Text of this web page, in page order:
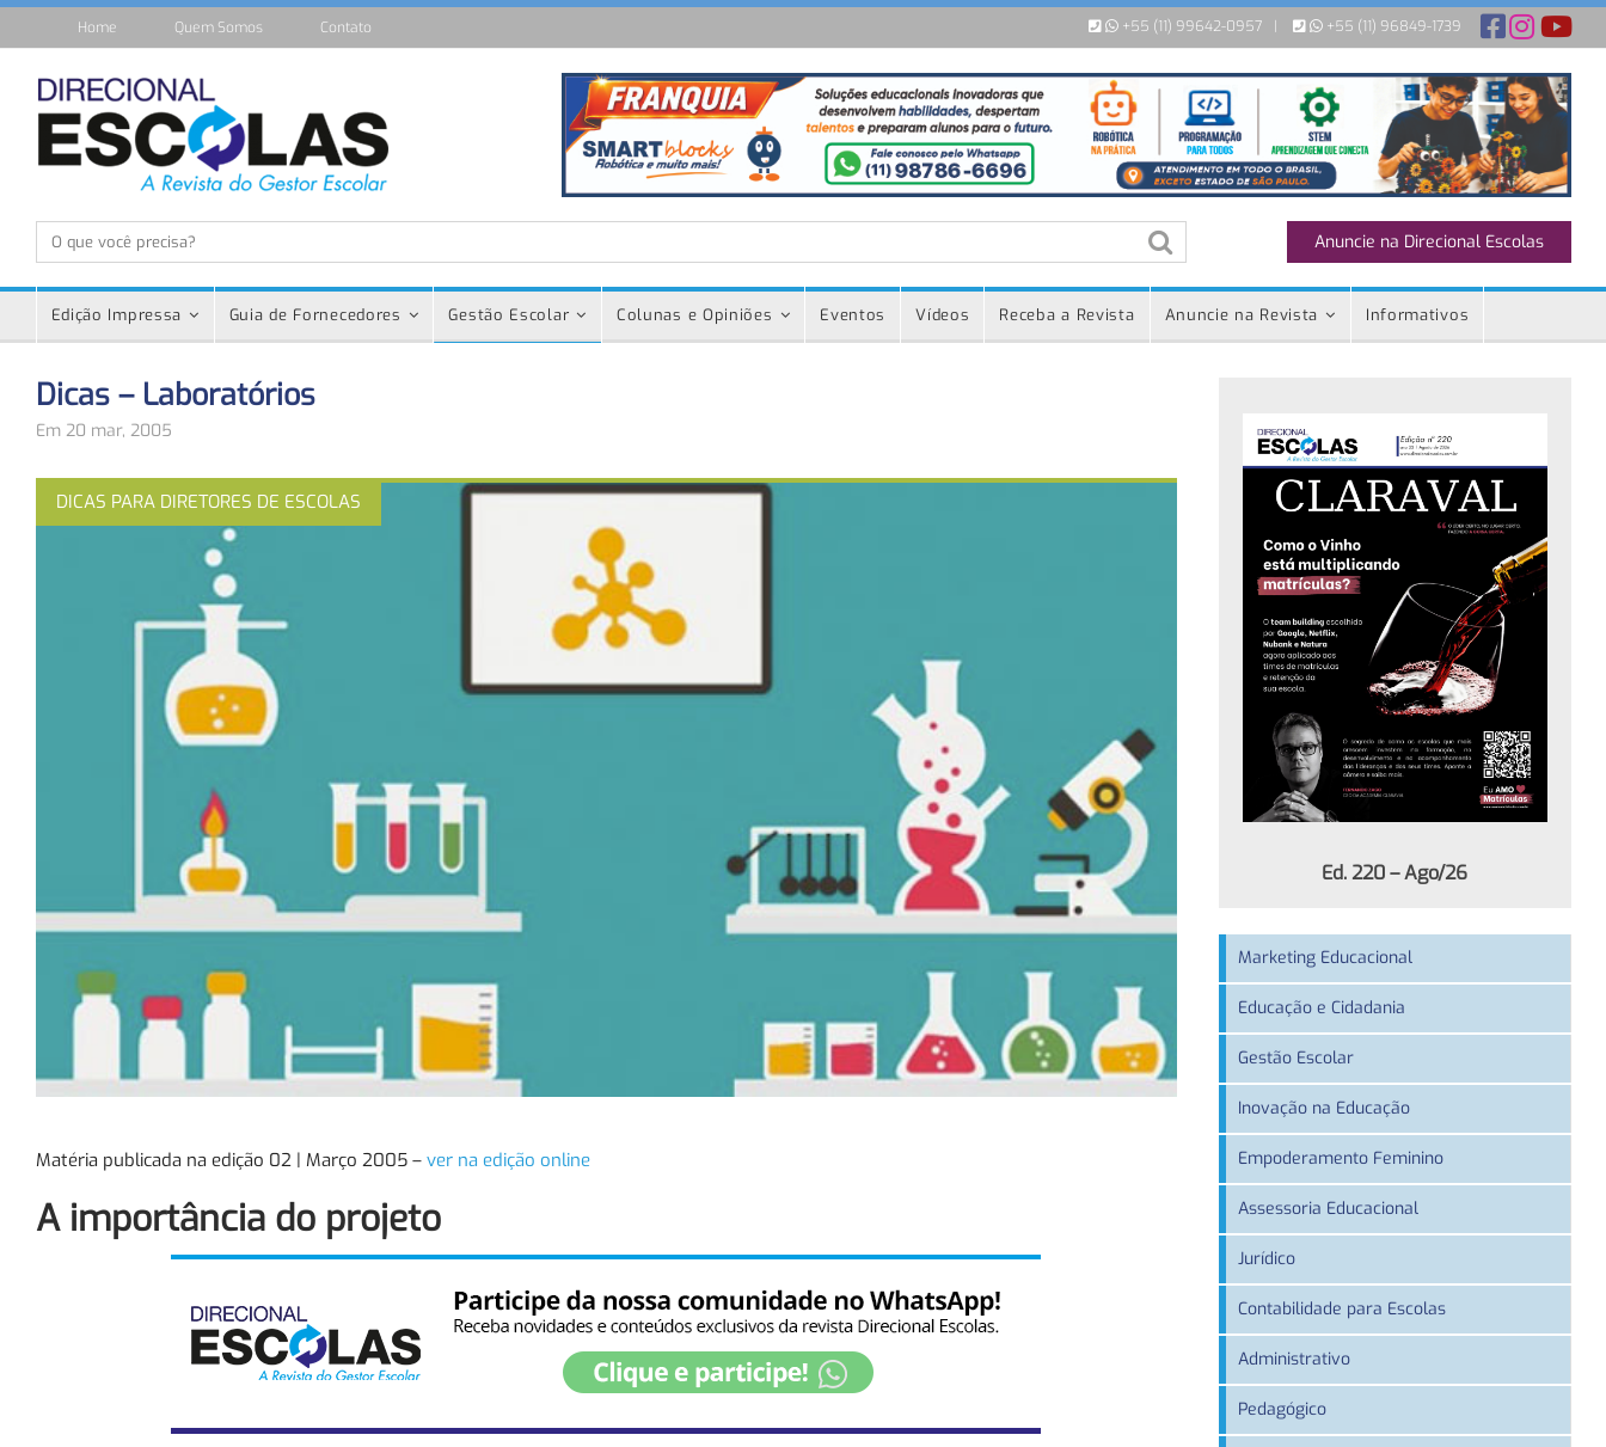
+55 (11) 99642-0957 | +55 (11) 96849-1739
Home Quem Somos Contato
Anuncie na Direcional Escolas
Edição Impressa Guia de Fornecedores Gestão Escolar Colunas e Opiniões Eventos Vídeos Receba a Revista Anuncie na Revista Informativos
Dicas – Laboratórios
Em 20 mar, 2005
DICAS PARA DIRETORES DE ESCOLAS
Matéria publicada na edição 02 | Março 2005 – ver na edição online
A importância do projeto
Ed. 220 – Ago/26
Marketing Educacional
Educação e Cidadania
Gestão Escolar
Inovação na Educação
Empoderamento Feminino
Assessoria Educacional
Jurídico
Contabilidade para Escolas
Administrativo
Pedagógico